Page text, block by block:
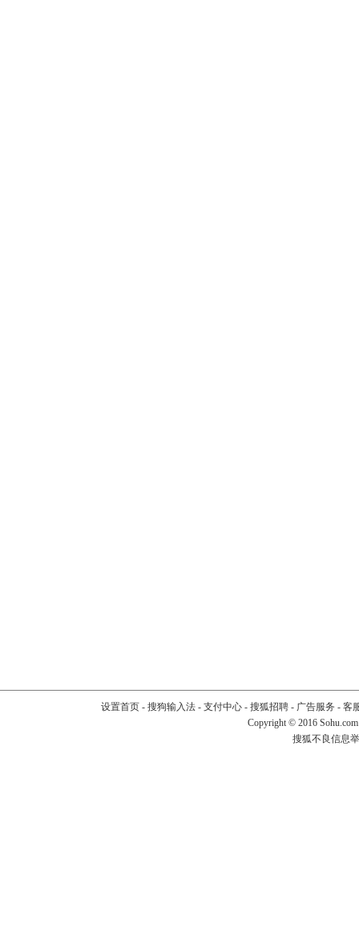
设置首页- 搜狗输入法- 支付中心- 搜狐招聘- 广告服务 - 客
Copyright © 2016
搜狐不良信息